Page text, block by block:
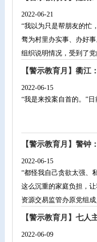
2022-06-21
“我以为只是帮朋友的忙
骛为村里办实事、办好
组织说明情况，受到了
【警示教育月】衢江
2022-06-15
“我是来投案自首的。”
【警示教育月】警钟
2022-06-15
“都怪我自己贪欲太强、
这么沉重的家庭负担，
资源交易监管办原党组
【警示教育月】七人
2022-06-09